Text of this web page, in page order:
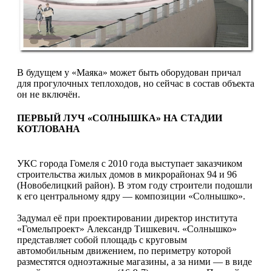
В будущем у «Маяка» может быть оборудован причал
для прогулочных теплоходов, но сейчас в состав объекта
он не включён.
ПЕРВЫЙ ЛУЧ «СОЛНЫШКА» НА СТАДИИ
КОТЛОВАНА
УКС города Гомеля с 2010 года выступает заказчиком
строительства жилых домов в микрорайонах 94 и 96
(Новобелицкий район). В этом году строители подошли
к его центрально­му ядру — композиции «Солнышко».
Задумал её при проектировании директор института
«Гомельпроект» Александр Тишкевич. «Солнышко»
представляет собой площадь с круго­вым
автомобильным движением, по периметру которой
разместятся одноэ­тажные магазины, а за ними — в виде